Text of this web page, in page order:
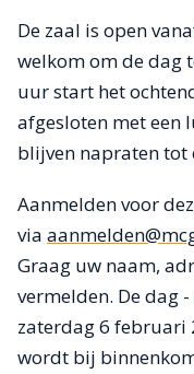
De zaal is open
welkom om de dag
uur start het
afgesloten met een
blijven napraten tot
Aanmelden voor
via
Graag uw naam,
vermelden. De dag
zaterdag 6 februari
wordt bij